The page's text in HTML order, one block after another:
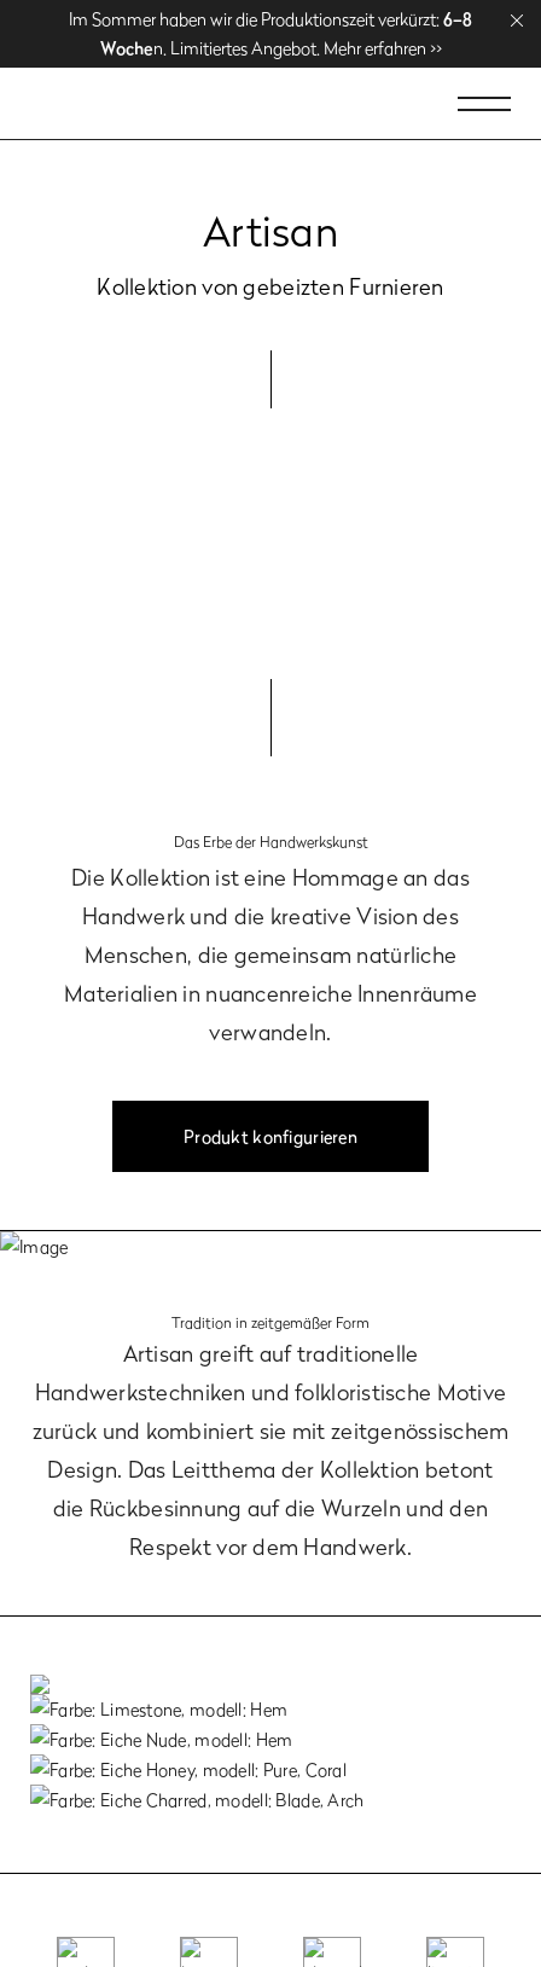
Im Sommer haben wir die Produktionszeit verkürzt:6–8
Wochen. Limitiertes Angebot. Mehr erfahren >>
Genießen Sie kostenlose Lieferung über1500 EUR. Jetzt
einkaufen >>
Im Sommer haben wir die Produktionszeit verkürzt:6–8
Wochen. Limitiertes Angebot. Mehr erfahren >>
Genießen Sie kostenlose Lieferung über1500 EUR. Jetzt
einkaufen >>
Artisan
Kollektion von gebeizten Furnieren
Das Erbe der Handwerkskunst
Die Kollektion ist eine Hommage an das
Handwerk und die kreative Vision des
Menschen, die gemeinsam natürliche
Materialien in nuancenreiche Innenräume
verwandeln.
Produkt konfigurieren
Tradition in zeitgemäßer Form
Artisan greift auf traditionelle
Handwerkstechniken und folkloristische Motive
zurück und kombiniert sie mit zeitgenössischem
Design. Das Leitthema der Kollektion betont
die Rückbesinnung auf die Wurzeln und den
Respekt vor dem Handwerk.